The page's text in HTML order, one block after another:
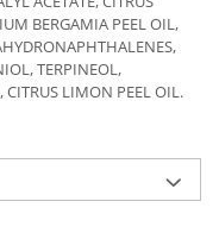
BERGAMIA PEEL OIL,
TERPINEOL,
CITRUS LIMON PEEL OIL.